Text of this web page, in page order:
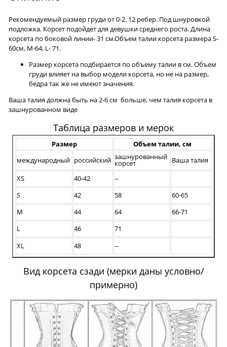
Рекомендуемый размер груди от 0-2. 12 ребер. Под шнуровкой
подложка. Корсет подойдет для девушки среднего роста. Длина
корсета по боковой линии- 31 см.Объем талии корсета размера S-
60см, M-64, L- 71.
Размер корсета подбирается по объему талии в см. Объем
груди влияет на выбор модели корсета, но не на размер,
бедра так же не имеют значения.
Ваша талия должна быть на 2-6 см больше, чем талия корсета в
зашнурованном виде
Таблица размеров и мерок
Размер
Объем талии, см
международный российский зашнурованный
корсет
Ваша талия
XS
40-42
--
S
42 58
60-65
M
44 64
66-71
L
46
71
XL
48 --
Вид корсета сзади (мерки даны условно/
примерно)